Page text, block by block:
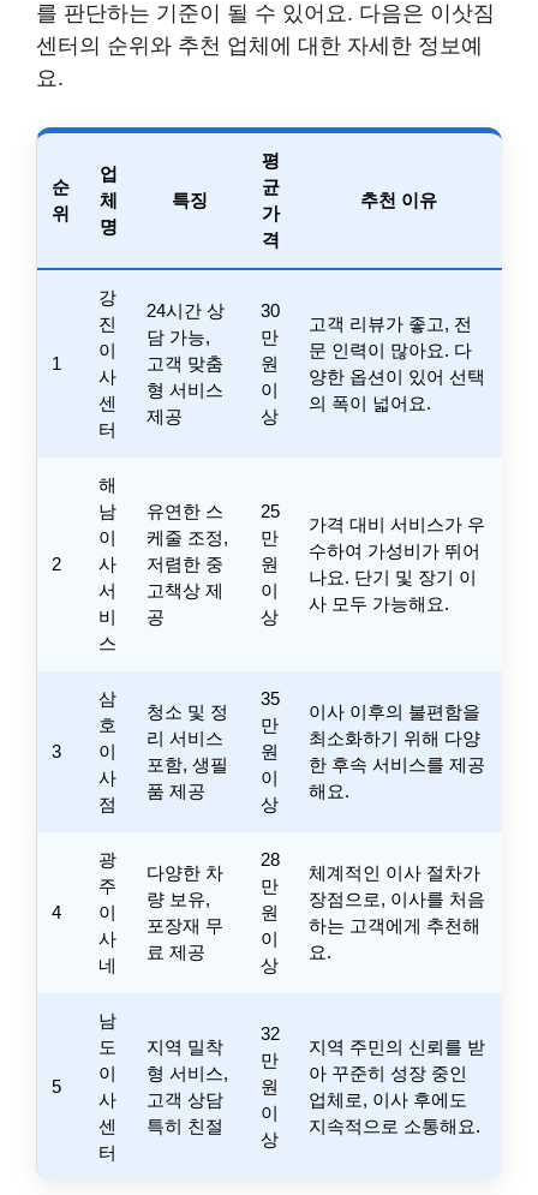
를 판단하는 기준이 될 수 있어요. 다음은 이삿짐
센터의 순위와 추천 업체에 대한 자세한 정보예
요.
순
위
업
체
명
특징
평
균
가
격
추천 이유
1
강
진
이
사
센
터
24시간 상
담 가능,
고객 맞춤
형 서비스
제공
30
만
원
이
상
고객 리뷰가 좋고, 전
문 인력이 많아요. 다
양한 옵션이 있어 선택
의 폭이 넓어요.
2
해
남
이
사
서
비
스
유연한 스
케줄 조정,
저렴한 중
고책상 제
공
25
만
원
이
상
가격 대비 서비스가 우
수하여 가성비가 뛰어
나요. 단기 및 장기 이
사 모두 가능해요.
3
삼
호
이
사
점
청소 및 정
리 서비스
포함, 생필
품 제공
35
만
원
이
상
이사 이후의 불편함을
최소화하기 위해 다양
한 후속 서비스를 제공
해요.
4
광
주
이
사
네
다양한 차
량 보유,
포장재 무
료 제공
28
만
원
이
상
체계적인 이사 절차가
장점으로, 이사를 처음
하는 고객에게 추천해
요.
5
남
도
이
사
센
터
지역 밀착
형 서비스,
고객 상담
특히 친절
32
만
원
이
상
지역 주민의 신뢰를 받
아 꾸준히 성장 중인
업체로, 이사 후에도
지속적으로 소통해요.